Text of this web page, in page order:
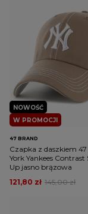
W PROMOCJI
NOWOŚĆ
47 BRAND
Czapka z daszkiem
York Yankees
Up jasno brązowa
145,00 zł
121,80 zł